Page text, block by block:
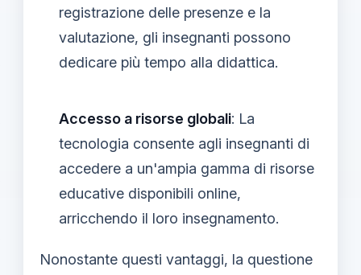
registrazione delle presenze e la
valutazione, gli insegnanti possono
dedicare più tempo alla didattica.
Accesso a risorse globali: La
tecnologia consente agli insegnanti di
accedere a un'ampia gamma di risorse
educative disponibili online,
arricchendo il loro insegnamento.
Nonostante questi vantaggi, la questione